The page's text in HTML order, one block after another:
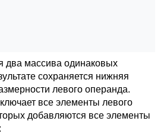
два массива одинаковых
сохраняется нижняя
левого операнда.
все элементы левого
добавляются все элементы